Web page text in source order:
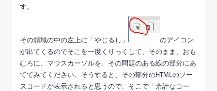
す。
その領域の中の左上に「やじるし」
のアイコン
が出てくるのでそこを一度くりっくして、そのまま、おも
むろに、マウスカーソルを、その問題のある線の部分にあ
ててみてください。そうすると、その部分のHTMLのソー
スコードが表示されると思うので、そこで「余計なコー